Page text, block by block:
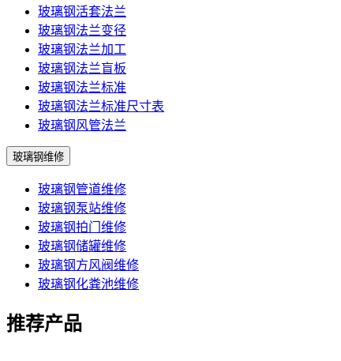
玻璃钢活套法兰
玻璃钢法兰变径
玻璃钢法兰加工
玻璃钢法兰盲板
玻璃钢法兰标准
玻璃钢法兰标准尺寸表
玻璃钢风管法兰
玻璃钢维修
玻璃钢管道维修
玻璃钢泵站维修
玻璃钢拍门维修
玻璃钢储罐维修
玻璃钢方风阀维修
玻璃钢化粪池维修
推荐产品